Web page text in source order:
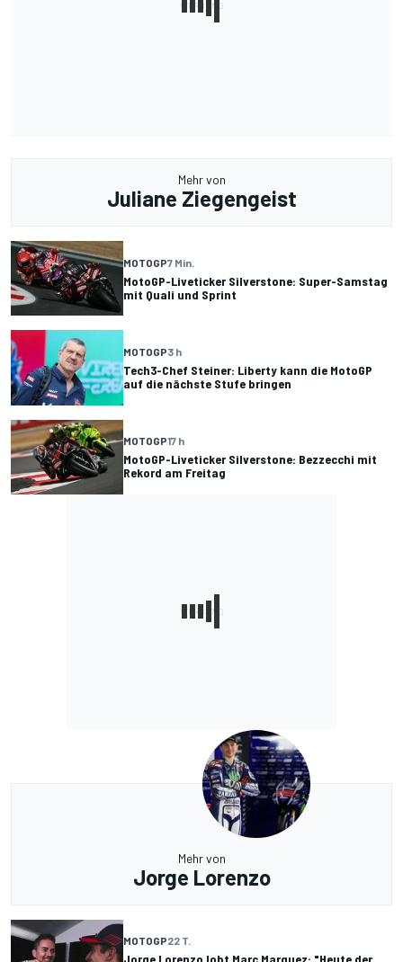
Mehr von
Juliane Ziegengeist
MOTOGP7 Min.
MotoGP-Liveticker Silverstone: Super-Samstag
mit Quali und Sprint
MOTOGP3 h
Tech3-Chef Steiner: Liberty kann die MotoGP
auf die nächste Stufe bringen
MOTOGP17 h
MotoGP-Liveticker Silverstone: Bezzecchi mit
Rekord am Freitag
Mehr von
Jorge Lorenzo
MOTOGP22 T.